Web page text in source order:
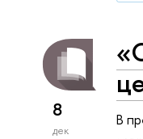
8
дек
В